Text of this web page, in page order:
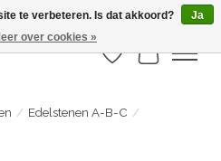
constructie | let op: Verzenden vanaf 29
Verlanglijst
/ Edelstenen A-B-C /
te verbeteren. Is dat akkoord?
Ja
over cookies »